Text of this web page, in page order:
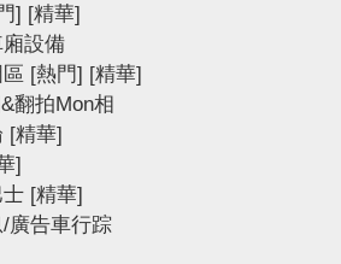
] [精華]
設備
[熱門] [精華]
翻拍Mon相
[精華]
]
[精華]
廣告車行踪